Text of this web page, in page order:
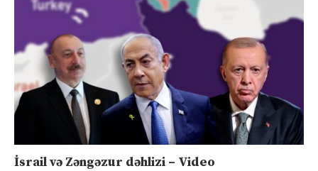
İsrail və Zəngəzur dəhlizi – Video